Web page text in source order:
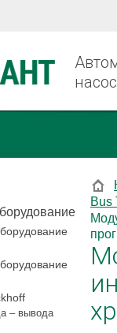
– вывода
Bus